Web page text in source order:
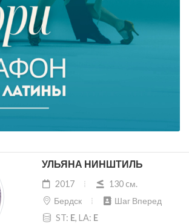
УЛЬЯНА НИНШТИЛЬ
2017
130 cм.
Бердск
Шаг Вперед
ST: E, LA: E